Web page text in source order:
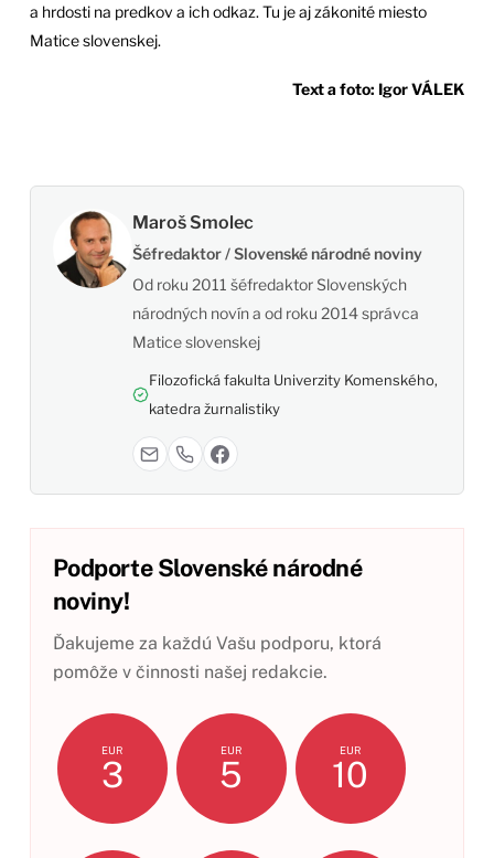
a hrdosti na predkov a ich odkaz. Tu je aj zákonité miesto
Matice slovenskej.
Text a foto: Igor VÁLEK
Maroš Smolec
Šéfredaktor / Slovenské národné noviny
Od roku 2011 šéfredaktor Slovenských
národných novín a od roku 2014 správca
Matice slovenskej
Filozofická fakulta Univerzity Komenského,
katedra žurnalistiky
Podporte Slovenské národné
noviny!
Ďakujeme za každú Vašu podporu, ktorá
pomôže v činnosti našej redakcie.
EUR
3
EUR
5
EUR
10